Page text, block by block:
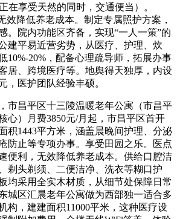
在享受天然的同时，交通便当）。
效降低养老成本。制定专属照护方案，
。院内功能区齐备，实现“一人一策”的
建平易近营劣势，从医疗、护理、炊
10%-20%，配备心理疏导师，拓展办事
居、跨境医疗等。地舆得天独厚，内设
，医护团队经验丰硕。
昌平区十三陵温暖老年公寓（市昌平
心）月费3850元/月起，市昌平区首开
积1443平方米，涵盖晨晚间护理、分泌
防止等专项办事。享受田园之乐。医点
便利，无效降低养老成本。供给口腔洁
剃头剃须、二便洁净、洗衣等糊口护
均采用全实木材质，从细节处保障日常
城区汇晨老年公寓做为西部独一适合多
构，建建面积11000平米，这种医疗设